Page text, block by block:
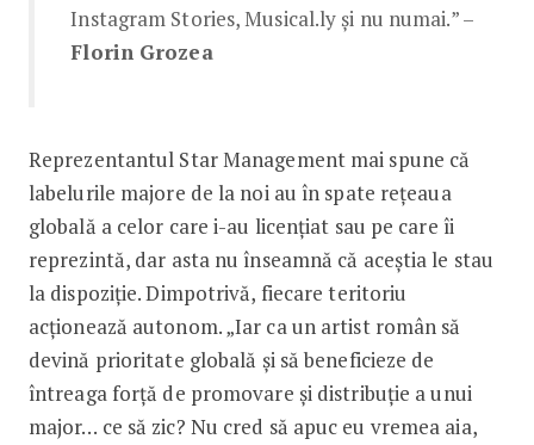
Instagram Stories, Musical.ly și nu numai.” –
Florin Grozea
Reprezentantul Star Management mai spune că
labelurile majore de la noi au în spate rețeaua
globală a celor care i-au licențiat sau pe care îi
reprezintă, dar asta nu înseamnă că aceștia le stau
la dispoziție. Dimpotrivă, fiecare teritoriu
acționează autonom. „Iar ca un artist român să
devină prioritate globală și să beneficieze de
întreaga forță de promovare și distribuție a unui
major… ce să zic? Nu cred să apuc eu vremea aia,